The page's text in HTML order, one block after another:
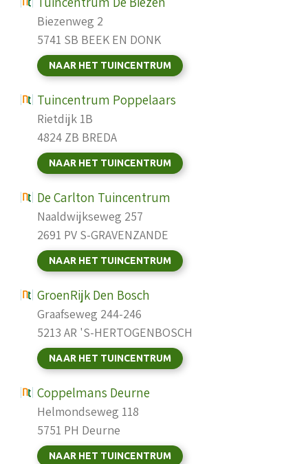
Biezenweg 2
5741 SB BEEK EN DONK
NAAR HET TUINCENTRUM
Tuincentrum Poppelaars
Rietdijk 1B
4824 ZB BREDA
NAAR HET TUINCENTRUM
De Carlton Tuincentrum
Naaldwijkseweg 257
2691 PV S-GRAVENZANDE
NAAR HET TUINCENTRUM
GroenRijk Den Bosch
Graafseweg 244-246
5213 AR 'S-HERTOGENBOSCH
NAAR HET TUINCENTRUM
Coppelmans Deurne
Helmondseweg 118
5751 PH Deurne
NAAR HET TUINCENTRUM